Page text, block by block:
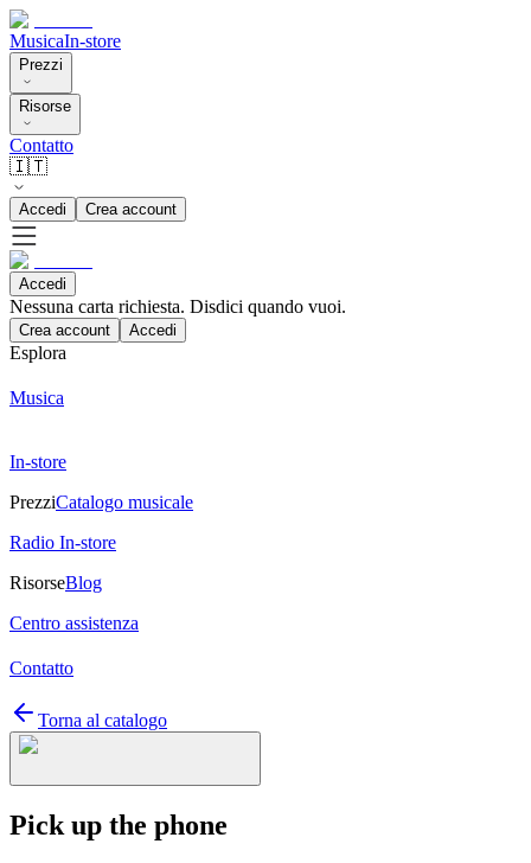
MusicaIn-store
Prezzi
Risorse
Contatto
🇮🇹
Accedi Crea account
Accedi
Nessuna carta richiesta. Disdici quando vuoi.
Crea account Accedi
Esplora
Musica
In-store
PrezziCatalogo musicale
Radio In-store
RisorseBlog
Centro assistenza
Contatto
Torna al catalogo
Pick up the phone